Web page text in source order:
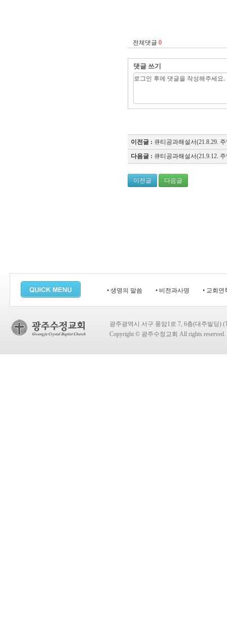
전체댓글 0
댓글 쓰기
이전글 : 큐티공과해설서(21.8.29.
다음글 : 큐티공과해설서(21.9.12.
이전글 다음글
• 생명의 말씀 • 비전과사명 • 교회연
광주광역시 서구 풍암1로 7, 6층(대주빌딩)
Copyright © 광주수정교회 All rights reserved.